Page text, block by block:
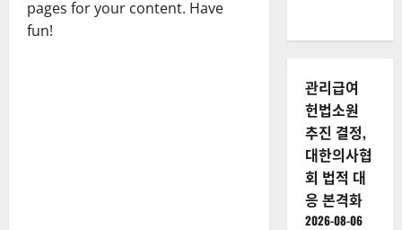
pages for your content. Have
fun!
관리급여
헌법소원
추진 결정,
대한의사협
회 법적 대
응 본격화
2026-08-06